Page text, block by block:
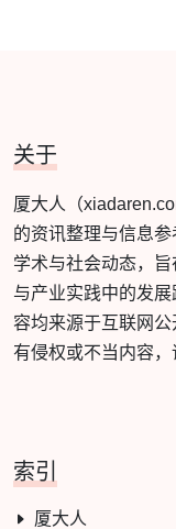
关于
厦大人（
的资讯整理与信息
学术与社会动态，旨
与产业实践中的发
容均来源于互联网
有侵权或不当内容，
索引
厦大人